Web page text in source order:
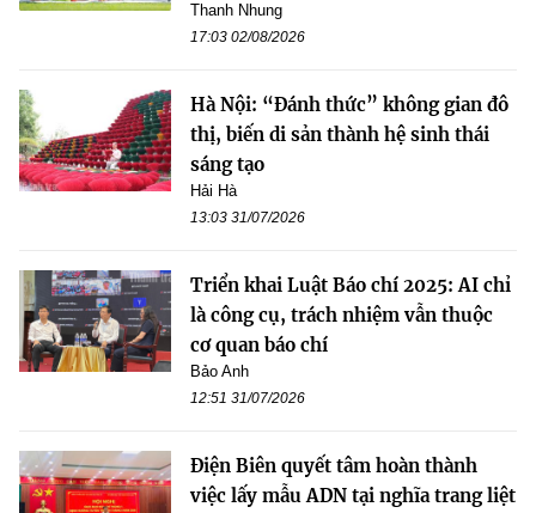
Thanh Nhung
17:03 02/08/2026
Hà Nội: “Đánh thức” không gian đô
thị, biến di sản thành hệ sinh thái
sáng tạo
Hải Hà
13:03 31/07/2026
Triển khai Luật Báo chí 2025: AI chỉ
là công cụ, trách nhiệm vẫn thuộc
cơ quan báo chí
Bảo Anh
12:51 31/07/2026
Điện Biên quyết tâm hoàn thành
việc lấy mẫu ADN tại nghĩa trang liệt